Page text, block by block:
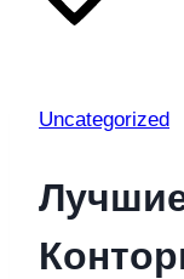
Uncategorized